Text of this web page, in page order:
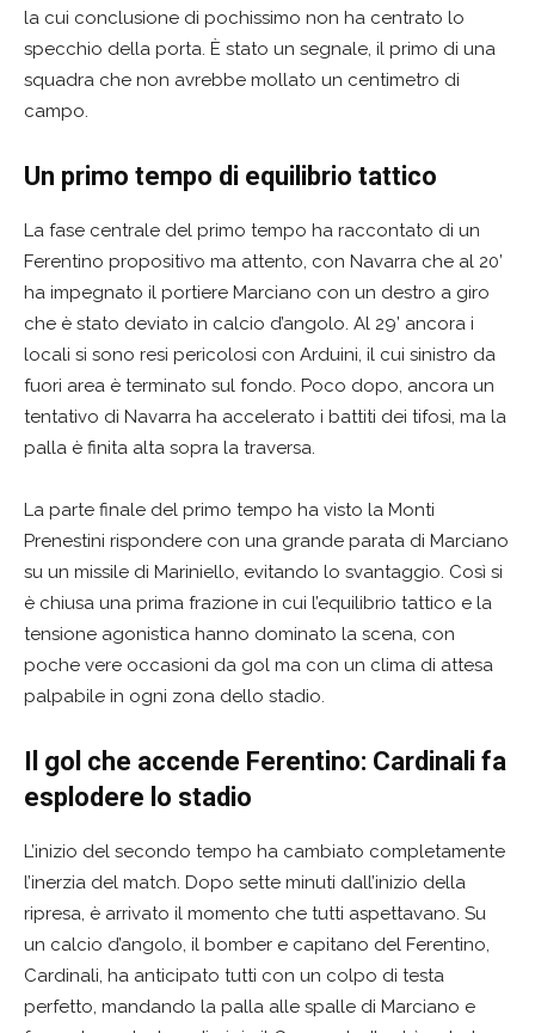
la cui conclusione di pochissimo non ha centrato lo
specchio della porta. È stato un segnale, il primo di una
squadra che non avrebbe mollato un centimetro di
campo.
Un primo tempo di equilibrio tattico
La fase centrale del primo tempo ha raccontato di un
Ferentino propositivo ma attento, con Navarra che al 20’
ha impegnato il portiere Marciano con un destro a giro
che è stato deviato in calcio d’angolo. Al 29’ ancora i
locali si sono resi pericolosi con Arduini, il cui sinistro da
fuori area è terminato sul fondo. Poco dopo, ancora un
tentativo di Navarra ha accelerato i battiti dei tifosi, ma la
palla è finita alta sopra la traversa.
La parte finale del primo tempo ha visto la Monti
Prenestini rispondere con una grande parata di Marciano
su un missile di Mariniello, evitando lo svantaggio. Così si
è chiusa una prima frazione in cui l’equilibrio tattico e la
tensione agonistica hanno dominato la scena, con
poche vere occasioni da gol ma con un clima di attesa
palpabile in ogni zona dello stadio.
Il gol che accende Ferentino: Cardinali fa
esplodere lo stadio
L’inizio del secondo tempo ha cambiato completamente
l’inerzia del match. Dopo sette minuti dall’inizio della
ripresa, è arrivato il momento che tutti aspettavano. Su
un calcio d’angolo, il bomber e capitano del Ferentino,
Cardinali, ha anticipato tutti con un colpo di testa
perfetto, mandando la palla alle spalle di Marciano e